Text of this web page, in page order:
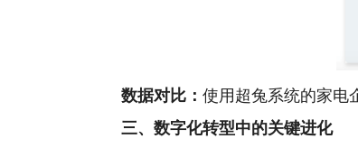
数据对比：使用超兔系统的家电
三、数字化转型中的关键进化